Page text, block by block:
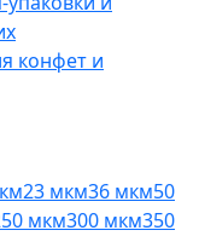
конфет и
23 мкм36 мкм50
мкм300 мкм350